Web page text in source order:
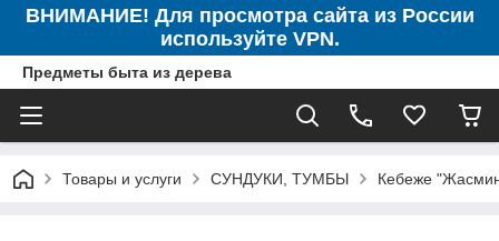
ВНИМАНИЕ! Для просмотра сайта из России
используйте VPN.
Предметы быта из дерева
Товары и услуги СУНДУКИ, ТУМБЫ Кебеже